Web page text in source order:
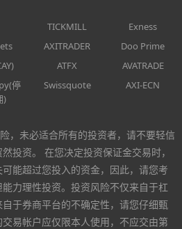
TICKMILL
Exness
AXITRADER
Doo Prime
ATFX
AVATRADE
停
)
Swissquote AXI-ECN
，未必适合所有的投资者，请不要轻信
投资。 在您决定投资保证金交易时，
能超过您投入的资金，因此，请您考
力理性投资。投资风险不仅来自于杠
于券商平台的不确定性，请您仔细甄
易帐户应仅限本人使用，不应交由第